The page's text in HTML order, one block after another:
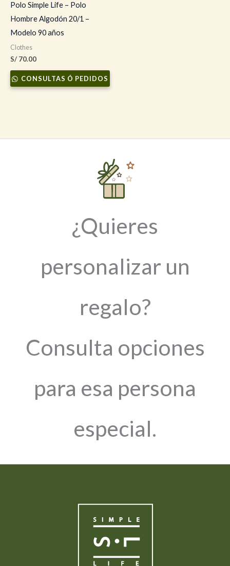
Polo Simple Life – Polo
Hombre Algodón 20/1 –
Modelo 90 años
Clothes
S/ 70.00
CONSULTAS Ó PEDIDOS
¿Quieres
personalizar un
regalo?
Consulta opciones
para esa persona
especial.